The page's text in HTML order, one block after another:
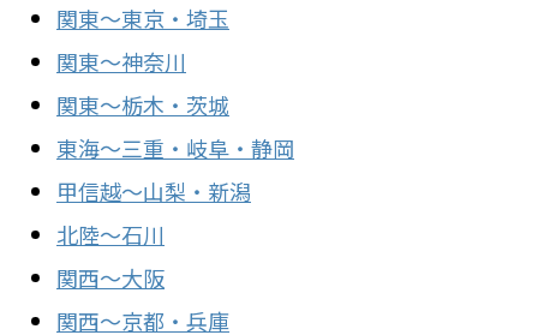
関東～東京・埼玉
関東～神奈川
関東～栃木・茨城
東海～三重・岐阜・静岡
甲信越～山梨・新潟
北陸～石川
関西～大阪
関西～京都・兵庫